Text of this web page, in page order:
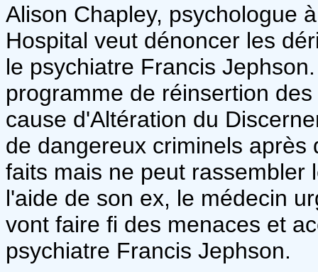
Alison Chapley, psychologue
Hospital veut dénoncer les
le psychiatre Francis
programme de réinsertion
cause d'Altération du
de dangereux criminels après
faits mais ne peut rassembler
l'aide de son ex, le médecin
vont faire fi des menaces et
psychiatre Francis Jephson.